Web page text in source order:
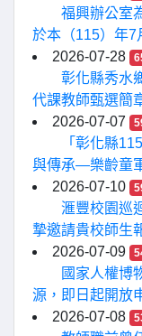
福興辦公室
於本（115）年7
2026-07-28
彰化縣秀水
代課教師甄選簡
2026-07-07
「彰化縣
與傳承—樂齡童
2026-07-10
滙豐校園巡
摯邀請貴校師生
2026-07-09
國家人權博
源，即日起開放
2026-07-08